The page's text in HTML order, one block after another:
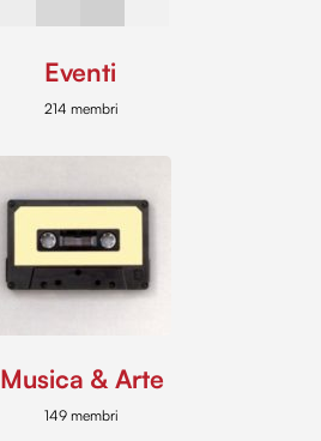
Eventi
214 membri
Musica & Arte
149 membri